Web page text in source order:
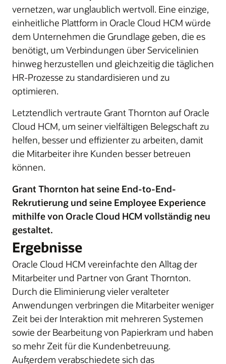
vernetzen, war unglaublich wertvoll. Eine einzige,
einheitliche Plattform in Oracle Cloud HCM würde
dem Unternehmen die Grundlage geben, die es
benötigt, um Verbindungen über Servicelinien
hinweg herzustellen und gleichzeitig die täglichen
HR-Prozesse zu standardisieren und zu
optimieren.
Letztendlich vertraute Grant Thornton auf Oracle
Cloud HCM, um seiner vielfältigen Belegschaft zu
helfen, besser und effizienter zu arbeiten, damit
die Mitarbeiter ihre Kunden besser betreuen
können.
Grant Thornton hat seine End-to-End-
Rekrutierung und seine Employee Experience
mithilfe von Oracle Cloud HCM vollständig neu
gestaltet.
Ergebnisse
Oracle Cloud HCM vereinfachte den Alltag der
Mitarbeiter und Partner von Grant Thornton.
Durch die Eliminierung vieler veralteter
Anwendungen verbringen die Mitarbeiter weniger
Zeit bei der Interaktion mit mehreren Systemen
sowie der Bearbeitung von Papierkram und haben
so mehr Zeit für die Kundenbetreuung.
Außerdem verabschiedete sich das